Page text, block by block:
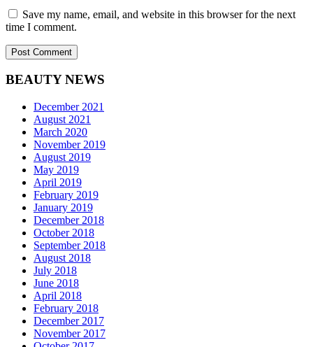
Save my name, email, and website in this browser for the next
time I comment.
BEAUTY NEWS
December 2021
August 2021
March 2020
November 2019
August 2019
May 2019
April 2019
February 2019
January 2019
December 2018
October 2018
September 2018
August 2018
July 2018
June 2018
April 2018
February 2018
December 2017
November 2017